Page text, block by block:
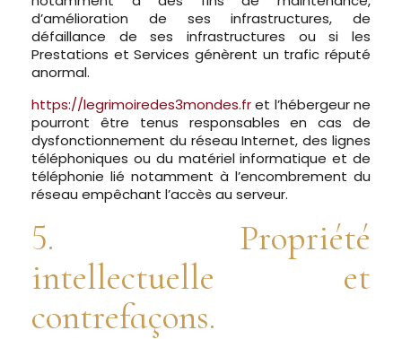
d’amélioration de ses infrastructures, de
défaillance de ses infrastructures ou si les
Prestations et Services génèrent un trafic réputé
anormal.
https://legrimoiredes3mondes.fret l’hébergeur ne
pourront être tenus responsables en cas de
dysfonctionnement du réseau Internet, des lignes
téléphoniques ou du matériel informatique et de
téléphonie lié notamment à l’encombrement du
réseau empêchant l’accès au serveur.
5. Propriété
intellectuelle et
contrefaçons.